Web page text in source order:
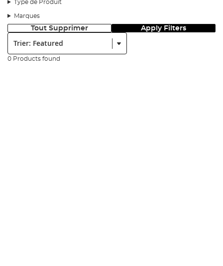
Type de Produit
Marques
Tout Supprimer Apply Filters
0 Products found